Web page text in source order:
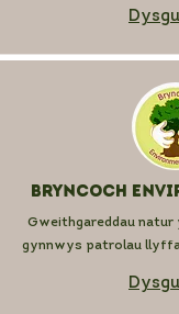
Bryncoch
Gweithgareddau natur
gynnwys patrolau